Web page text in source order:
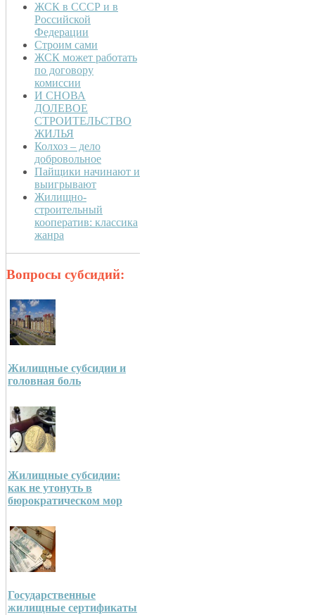
ЖСК в СССР и в
Российской
Федерации
Строим сами
ЖСК может работать
по договору
комиссии
И СНОВА
ДОЛЕВОЕ
СТРОИТЕЛЬСТВО
ЖИЛЬЯ
Колхоз – дело
добровольное
Пайщики начинают и
выигрывают
Жилищно-
строительный
кооператив: классика
жанра
Вопросы субсидий:
Жилищные субсидии и
головная боль
Жилищные субсидии:
как не утонуть в
бюрократическом мор
Государственные
жилищные сертификаты